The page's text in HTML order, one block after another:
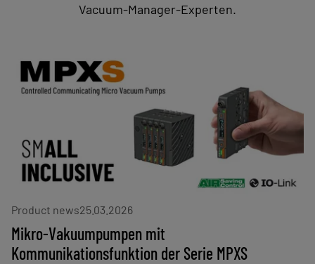
Vacuum‑Manager‑Experten.
Product news25.03.2026
Mikro-Vakuumpumpen mit
Kommunikationsfunktion der Serie MPXS